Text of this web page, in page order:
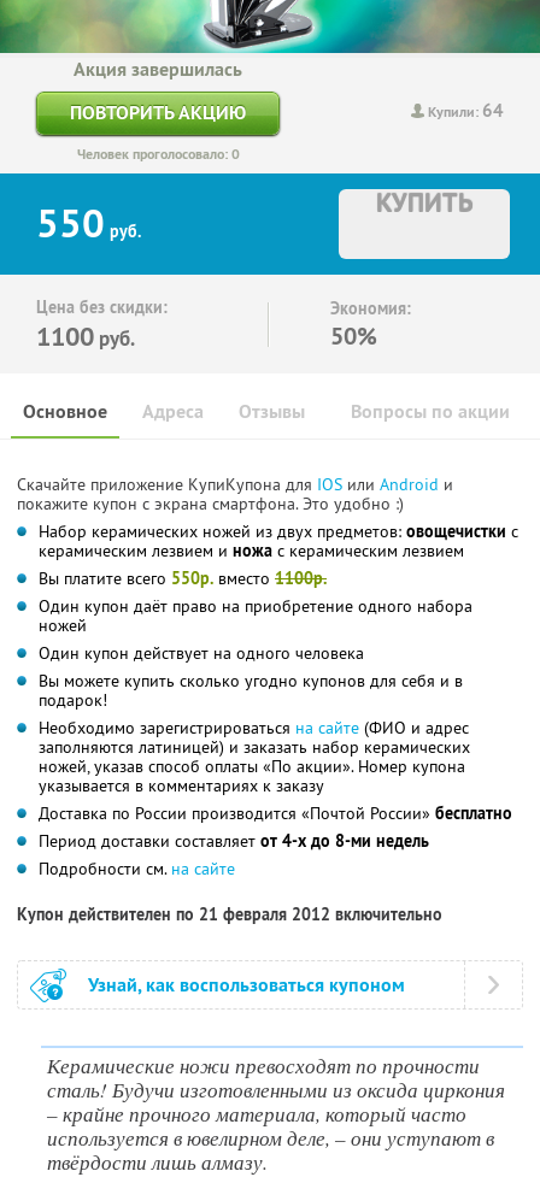
Купили: 64
Акция завершилась
ПОВТОРИТЬ АКЦИЮ
Человек проголосовало: 0
550 руб.
КУПИТЬ
Цена без скидки:
1100 руб.
Экономия:
50%
Основное Отзывы Вопросы по акции
Адреса
Скачайте приложение КупиКупона для IOS или Android и
покажите купон с экрана смартфона. Это удобно :)
Набор керамических ножей из двух предметов: овощечистки с
керамическим лезвием и ножа с керамическим лезвием
Вы платите всего 550р. вместо 1100р.
Один купон даёт право на приобретение одного набора
ножей
Один купон действует на одного человека
Вы можете купить сколько угодно купонов для себя и в
подарок!
Необходимо зарегистрироваться на сайте (ФИО и адрес
заполняются латиницей) и заказать набор керамических
ножей, указав способ оплаты «По акции». Номер купона
указывается в комментариях к заказу
Доставка по России производится «Почтой России» бесплатно
Период доставки составляет от 4-х до 8-ми недель
Подробности см. на сайте
Купон действителен по 21 февраля 2012 включительно
Узнай, как воспользоваться купоном
Керамические ножи превосходят по прочности
сталь! Будучи изготовленными из оксида циркония
– крайне прочного материала, который часто
используется в ювелирном деле, – они уступают в
твёрдости лишь алмазу.